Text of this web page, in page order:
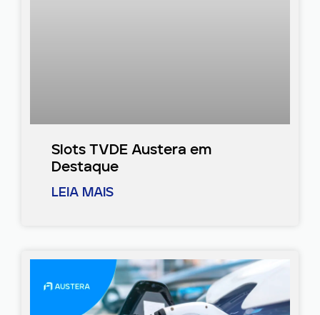
Slots TVDE Austera em
Destaque
LEIA MAIS